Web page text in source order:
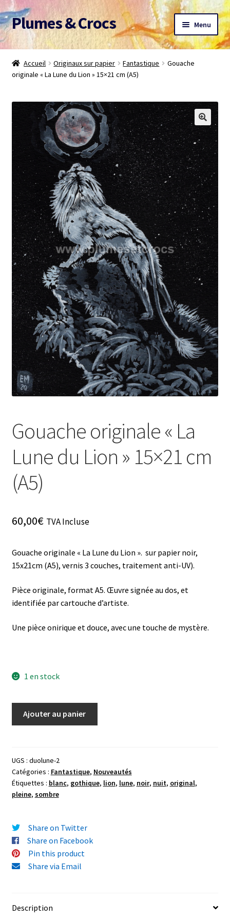
Aller
à
la
navigation
Aller
au
contenu
Plumes & Crocs Menu
Accueil
Devis gratuit
Panier
Mon compte
A propos
CGV
Me contacter
Accueil Originaux sur papier Fantastique
Gouache
originale « La Lune du Lion » 15×21 cm (A5)
Gouache originale « La
Lune du Lion » 15×21 cm
(A5)
60,00€ TVA Incluse
Gouache originale « La Lune du Lion ». sur papier noir,
15x21cm (A5), vernis 3 couches, traitement anti-UV).
Pièce originale, format A5. Œuvre signée au dos, et
identifiée par cartouche d’artiste.
Une pièce onirique et douce, avec une touche de mystère.
1 en stock
"La
Lune
du
Lion"
cm
(A5)
Ajouter au panier
UGS : duolune-2
Catégories : Fantastique, Nouveautés
Étiquettes : blanc, gothique, lion, lune, noir, nuit, original,
pleine, sombre
Share on Twitter
Share on Facebook
Pin this product
Share via Email
Description